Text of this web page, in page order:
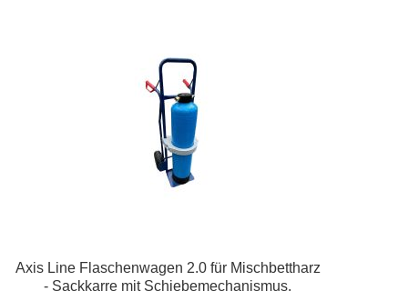
Axis Line Flaschenwagen 2.0 für Mischbettharz
- Sackkarre mit Schiebemechanismus,